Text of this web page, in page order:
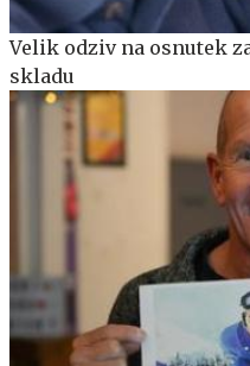
Velik odziv na osnutek
skladu